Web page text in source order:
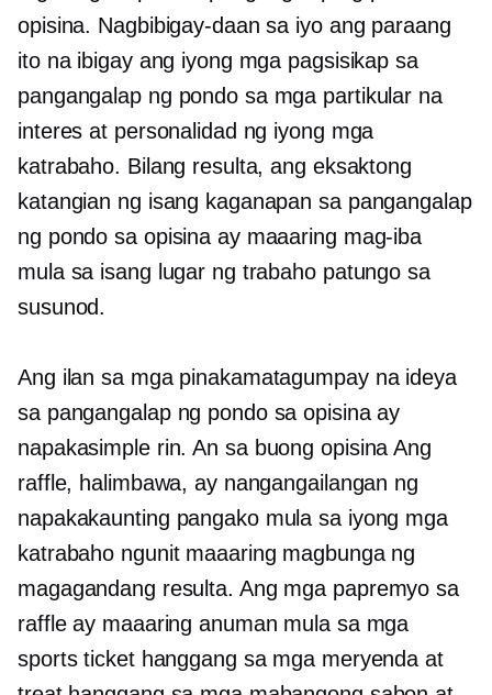
opisina. Nagbibigay-daan sa iyo ang paraang
ito na ibigay ang iyong mga pagsisikap sa
pangangalap ng pondo sa mga partikular na
interes at personalidad ng iyong mga
katrabaho. Bilang resulta, ang eksaktong
katangian ng isang kaganapan sa pangangalap
ng pondo sa opisina ay maaaring mag-iba
mula sa isang lugar ng trabaho patungo sa
susunod.
Ang ilan sa mga pinakamatagumpay na ideya
sa pangangalap ng pondo sa opisina ay
napakasimple rin. An sa buong opisina Ang
raffle, halimbawa, ay nangangailangan ng
napakakaunting pangako mula sa iyong mga
katrabaho ngunit maaaring magbunga ng
magagandang resulta. Ang mga papremyo sa
raffle ay maaaring anuman mula sa mga
sports ticket hanggang sa mga meryenda at